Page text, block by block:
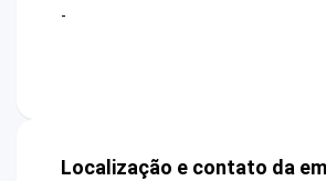
-
Localização e contato da